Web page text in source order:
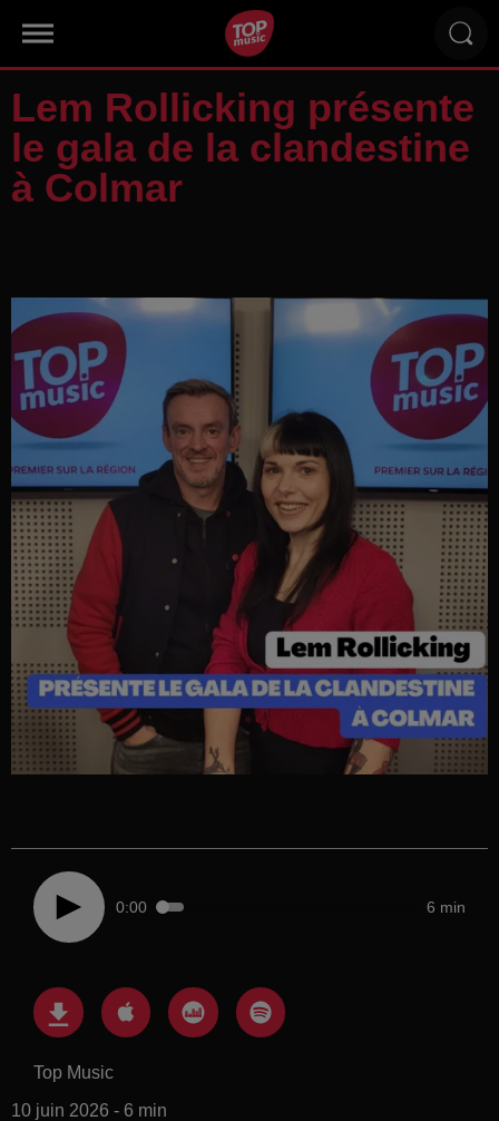
Lem Rollicking présente
le gala de la clandestine
à Colmar
0:00 6 min
Top Music
10 juin 2026 - 6 min